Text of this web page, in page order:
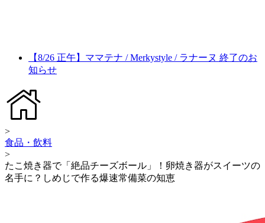
【8/26 正午】ママテナ / Merkystyle / ラナーヌ 終了のお
知らせ
>
食品・飲料
>
たこ焼き器で「絶品チーズボール」！卵焼き器がスイーツの
名手に？しめじで作る爆速常備菜の知恵